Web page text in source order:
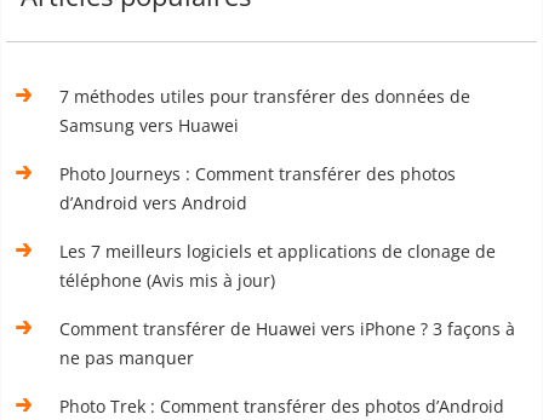
7 méthodes utiles pour transférer des données de
Samsung vers Huawei
Photo Journeys : Comment transférer des photos
d’Android vers Android
Les 7 meilleurs logiciels et applications de clonage de
téléphone (Avis mis à jour)
Comment transférer de Huawei vers iPhone ? 3 façons à
ne pas manquer
Photo Trek : Comment transférer des photos d’Android